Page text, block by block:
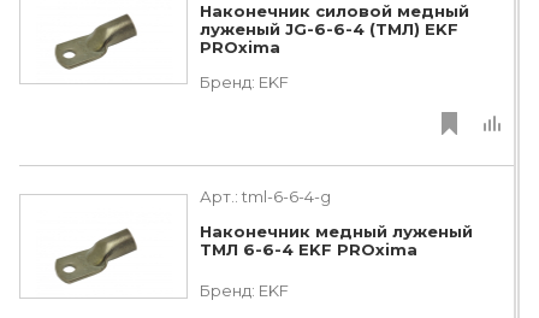
Наконечник силовой медный
луженый JG-6-6-4 (ТМЛ) EKF
PROxima
Бренд: EKF
Арт.: tml-6-6-4-g
Наконечник медный луженый
ТМЛ 6-6-4 EKF PROxima
Бренд: EKF